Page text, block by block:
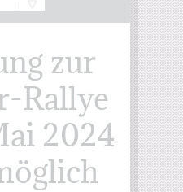
zur
Rallye
2024